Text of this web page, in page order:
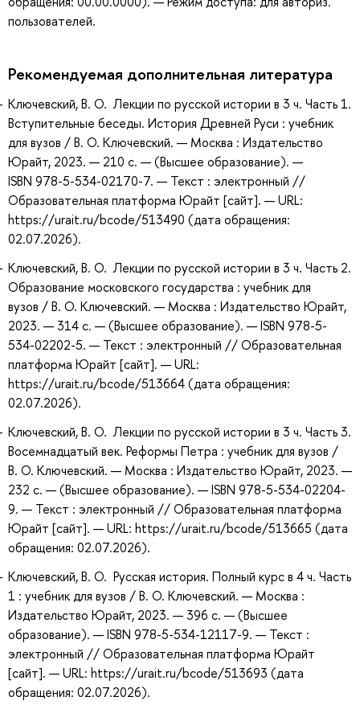
пользователей.
Рекомендуемая дополнительная литература
Ключевский, В. О. Лекции по русской истории в 3 ч. Часть 1.
Вступительные беседы. История Древней Руси : учебник
для вузов / В. О. Ключевский. — Москва : Издательство
Юрайт, 2023. — 210 с. — (Высшее образование). —
ISBN 978-5-534-02170-7. — Текст : электронный //
Образовательная платформа Юрайт [сайт]. — URL:
https://urait.ru/bcode/513490 (дата обращения:
02.07.2026).
Ключевский, В. О. Лекции по русской истории в 3 ч. Часть 2.
Образование московского государства : учебник для
вузов / В. О. Ключевский. — Москва : Издательство Юрайт,
2023. — 314 с. — (Высшее образование). — ISBN 978-5-
534-02202-5. — Текст : электронный // Образовательная
платформа Юрайт [сайт]. — URL:
https://urait.ru/bcode/513664 (дата обращения:
02.07.2026).
Ключевский, В. О. Лекции по русской истории в 3 ч. Часть 3.
Восемнадцатый век. Реформы Петра : учебник для вузов /
В. О. Ключевский. — Москва : Издательство Юрайт, 2023. —
232 с. — (Высшее образование). — ISBN 978-5-534-02204-
9. — Текст : электронный // Образовательная платформа
Юрайт [сайт]. — URL: https://urait.ru/bcode/513665 (дата
обращения: 02.07.2026).
Ключевский, В. О. Русская история. Полный курс в 4 ч. Часть
1 : учебник для вузов / В. О. Ключевский. — Москва :
Издательство Юрайт, 2023. — 396 с. — (Высшее
образование). — ISBN 978-5-534-12117-9. — Текст :
электронный // Образовательная платформа Юрайт
[сайт]. — URL: https://urait.ru/bcode/513693 (дата
обращения: 02.07.2026).